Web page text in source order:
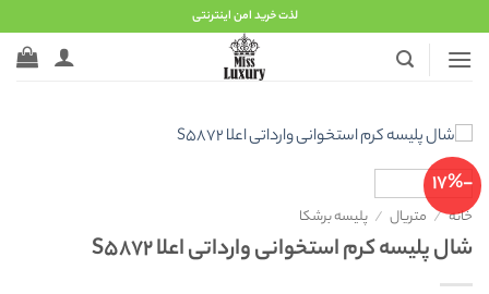
to
content
لذت خرید امن اینترنتی
-17%
خانه / متریال / پلیسه برشکا
شال ‌پلیسه کرم استخوانی وارداتی اعلا S5872